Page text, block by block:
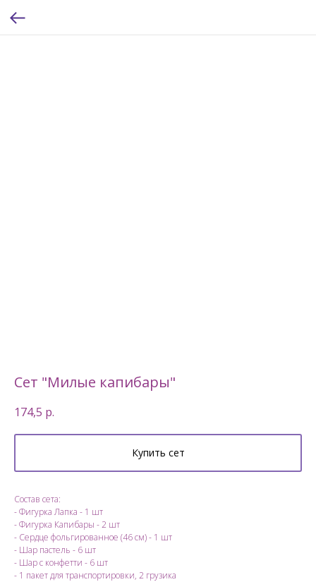
Сет "Милые капибары"
174,5 р.
Купить сет
Состав сета:
- Фигурка Лапка - 1 шт
- Фигурка Капибары - 2 шт
- Сердце фольгированное (46 см) - 1 шт
- Шар пастель - 6 шт
- Шар с конфетти - 6 шт
- 1 пакет для транспортировки, 2 грузика